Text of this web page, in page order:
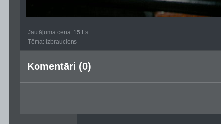
Jautājuma cena: 15 Ls
Tēma: Izbrauciens
Komentāri (0)